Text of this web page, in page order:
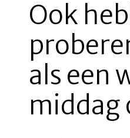
Ook
als een
middag